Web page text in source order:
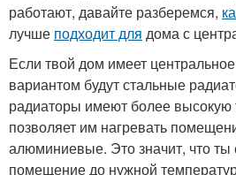
работают, давайте разберемся,
лучше подходит для дома с
Если твой дом имеет
вариантом будут стальные
радиаторы имеют более высокую
позволяет им нагревать
алюминиевые. Это значит, что ты
помещение до нужной